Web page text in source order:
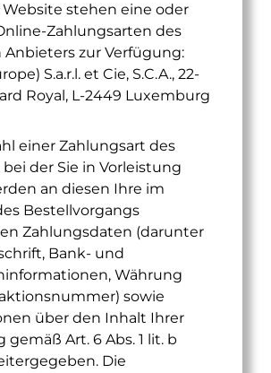
Website stehen eine oder
Zahlungsarten des
zur Verfügung:
S.a.r.l. et Cie, S.C.A., 22-
Royal, L-2449 Luxemburg
einer Zahlungsart des
der Sie in Vorleistung
an diesen Ihre im
Bestellvorgangs
Zahlungsdaten (darunter
Bank- und
Währung
sowie
über den Inhalt Ihrer
gemäß Art. 6 Abs. 1 lit. b
Die